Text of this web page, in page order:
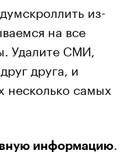
из-
на все
Удалите СМИ,
друга, и
несколько самых
информацию